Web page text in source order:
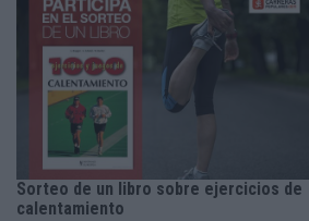
Sorteo de un libro sobre ejercicios de
calentamiento